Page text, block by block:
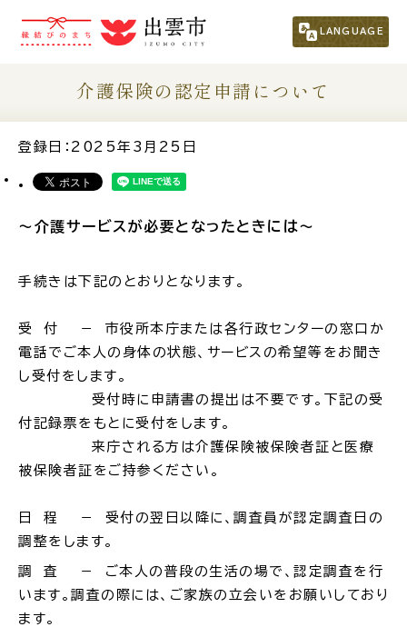
LANGUAGE
市民の方 （くらし・行政・議会）
事業者の方
観光される方
移住・定住をお考えの方
外国人の方へ
新着情報一覧
ふるさと納税
場面から 探
妊娠・出産 子育て
介護保険の認定申請について
登録日：2025年3月25日
～介護サービスが必要となったときには～
手続きは下記のとおりとなります。
受 付 － 市役所本庁または各行政センターの窓口か
電話でご本人の身体の状態、サービスの希望等をお聞き
し受付をします。
受付時に申請書の提出は不要です。下記の受
付記録票をもとに受付をします。
来庁される方は介護保険被保険者証と医療
被保険者証をご持参ください。
日 程 － 受付の翌日以降に、調査員が認定調査日の
調整をします。
調 査 － ご本人の普段の生活の場で、認定調査を行
います。調査の際には、ご家族の立会いをお願いしており
ます。